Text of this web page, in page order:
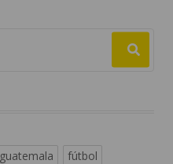
guatemala
fútbol